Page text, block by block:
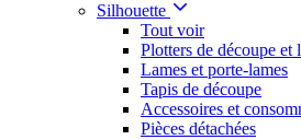
Silhouette
Tout voir
Plotters de découpe et
Lames et porte-lames
Tapis de découpe
Accessoires et
Pièces détachées